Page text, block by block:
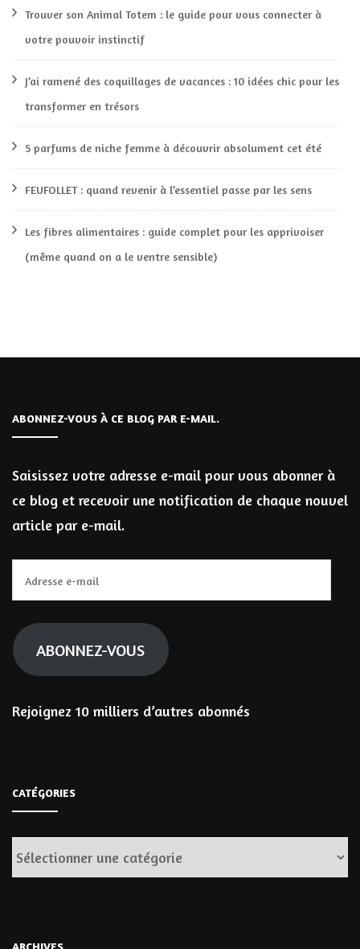
Trouver son Animal Totem : le guide pour vous connecter à
votre pouvoir instinctif
J’ai ramené des coquillages de vacances : 10 idées chic pour les
transformer en trésors
5 parfums de niche femme à découvrir absolument cet été
FEUFOLLET : quand revenir à l’essentiel passe par les sens
Les fibres alimentaires : guide complet pour les apprivoiser
(même quand on a le ventre sensible)
ABONNEZ-VOUS À CE BLOG PAR E-MAIL.
Saisissez votre adresse e-mail pour vous abonner à
ce blog et recevoir une notification de chaque nouvel
article par e-mail.
e-
mail
ABONNEZ-VOUS
Rejoignez 10 milliers d’autres abonnés
CATÉGORIES
Catégories
ARCHIVES